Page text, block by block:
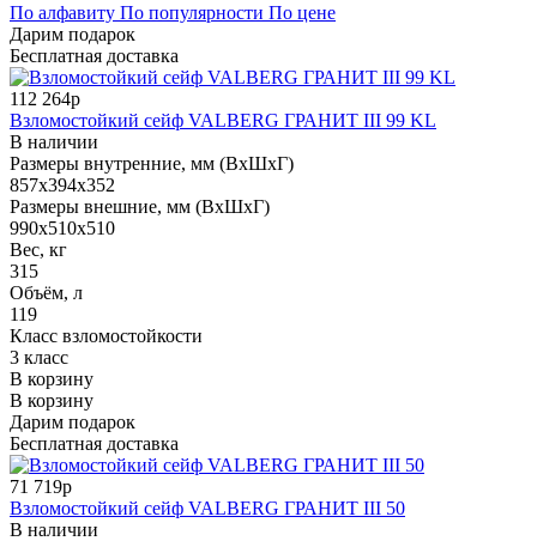
По алфавиту По популярности По цене
Дарим подарок
Бесплатная доставка
112 264р
Взломостойкий сейф VALBERG ГРАНИТ III 99 KL
В наличии
Размеры внутренние, мм (ВхШхГ)
857x394x352
Размеры внешние, мм (ВхШхГ)
990x510x510
Вес, кг
315
Объём, л
119
Класс взломостойкости
3 класс
В корзину
В корзину
Дарим подарок
Бесплатная доставка
71 719р
Взломостойкий сейф VALBERG ГРАНИТ III 50
В наличии